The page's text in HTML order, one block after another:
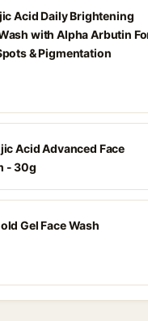
Acid Daily Brightening
with Alpha Arbutin
& Pigmentation
Acid Advanced Face
- 30g
Gel Face Wash